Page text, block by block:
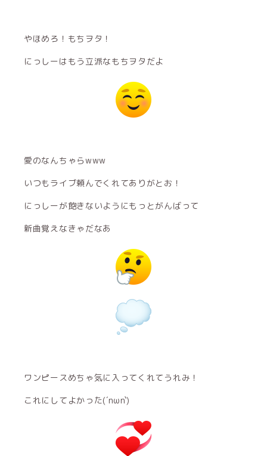
やほめろ！もちヲタ！
にっしーはもう立派なもちヲタだよ
愛のなんちゃらwww
いつもライブ頼んでくれてありがとお！
にっしーが飽きないようにもっとがんばって
新曲覚えなきゃだなあ
ワンピースめちゃ気に入ってくれてうれみ！
これにしてよかった(´nωn`)